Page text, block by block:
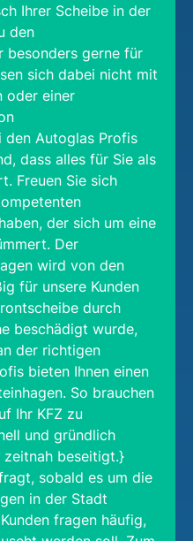
Ihrer Scheibe in der
den
besonders gerne für
sich dabei nicht mit
oder einer
den Autoglas Profis
dass alles für Sie als
Freuen Sie sich
der sich um eine
Der
wird von den
für unsere Kunden
durch
beschädigt wurde,
der richtigen
bieten Ihnen einen
So brauchen
Ihr KFZ zu
und gründlich
beseitigt.}
sobald es um die
in der Stadt
fragen häufig,